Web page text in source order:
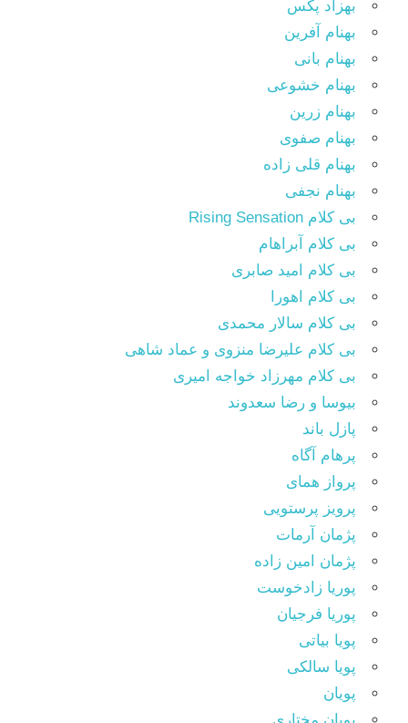
بهزاد پکس
بهنام آفرین
بهنام بانی
بهنام خشوعی
بهنام زرین
بهنام صفوی
بهنام قلی زاده
بهنام نجفی
بی کلام Rising Sensation
بی کلام آبراهام
بی کلام امید صابری
بی کلام اهورا
بی کلام سالار محمدی
بی کلام علیرضا منزوی و عماد شاهی
بی کلام مهرزاد خواجه امیری
بیوسا و رضا سعدوند
پازل باند
پرهام آگاه
پرواز همای
پرویز پرستویی
پژمان آرمات
پژمان امین زاده
پوریا زادخوست
پوریا فرجیان
پویا بیاتی
پویا سالکی
پویان